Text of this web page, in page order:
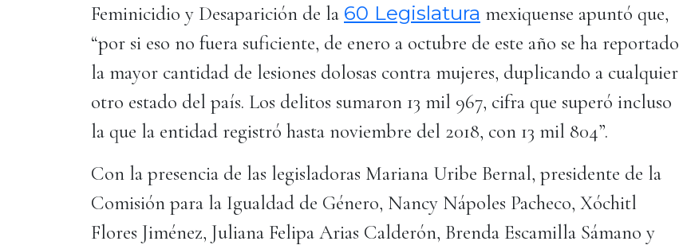
Feminicidio y Desaparición de la 60 Legislatura mexiquense apuntó que,
“por si eso no fuera suficiente, de enero a octubre de este año se ha reportado
la mayor cantidad de lesiones dolosas contra mujeres, duplicando a cualquier
otro estado del país. Los delitos sumaron 13 mil 967, cifra que superó incluso
la que la entidad registró hasta noviembre del 2018, con 13 mil 804”.
Con la presencia de las legisladoras Mariana Uribe Bernal, presidente de la
Comisión para la Igualdad de Género, Nancy Nápoles Pacheco, Xóchitl
Flores Jiménez, Juliana Felipa Arias Calderón, Brenda Escamilla Sámano y